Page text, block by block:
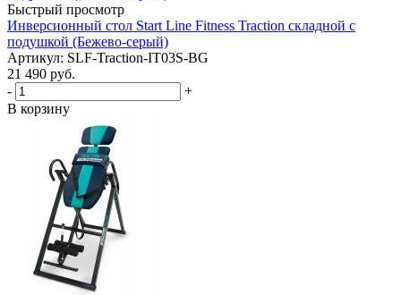
Быстрый просмотр
Инверсионный стол Start Line Fitness Traction складной с
подушкой (Бежево-серый)
Артикул: SLF-Traction-IT03S-BG
21 490 руб.
-
+
В корзину